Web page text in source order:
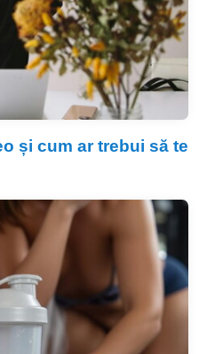
și cum ar trebui să te